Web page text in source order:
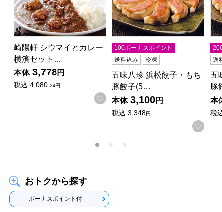
崎陽軒 シウマイとカレー
横濱セット…
本体 3,778円
税込 4,080.24円
お気に入りに登録する
100ボーナスポイント
送料込み
冷凍
五味八珍 浜松餃子・もち
豚餃子(5…
本体 3,100円
税込 3,348円
お気
送
五
豚
本
税
おトクから探す
ボーナスポイント付